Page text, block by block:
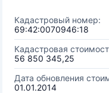
Кадастровый номер:
69:42:0070946:18
Кадастровая
56 850 345,25
Дата обновления
01.01.2014